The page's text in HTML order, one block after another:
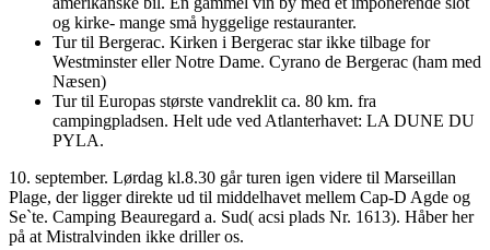
og kirke- mange små hyggelige restauranter.
Tur til Bergerac. Kirken i Bergerac star ikke tilbage for
Westminster eller Notre Dame. Cyrano de Bergerac (ham med
Næsen)
Tur til Europas største vandreklit ca. 80 km. fra
campingpladsen. Helt ude ved Atlanterhavet: LA DUNE DU
PYLA.
10. september. Lørdag kl.8.30 går turen igen videre til Marseillan
Plage, der ligger direkte ud til middelhavet mellem Cap-D Agde og
Se`te. Camping Beauregard a. Sud( acsi plads Nr. 1613). Håber her
på at Mistralvinden ikke driller os.